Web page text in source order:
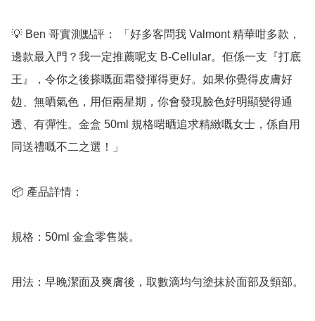
💡 Ben 哥實測點評： 「好多客問我 Valmont 精華咁多款，
邊款最入門？我一定推薦呢支 B-Cellular。佢係一支『打底
王』，令你之後搽嘅面霜發揮得更好。如果你覺得皮膚好
攰、無晒氣色，用佢兩星期，你會發現臉色好明顯變得通
透、有彈性。金盒 50ml 規格啱晒追求精緻嘅女士，係自用
同送禮嘅不二之選！」
📦 產品詳情：
規格：50ml 金盒零售裝。
用法：早晚潔面及爽膚後，取數滴均勻塗抹於面部及頸部。